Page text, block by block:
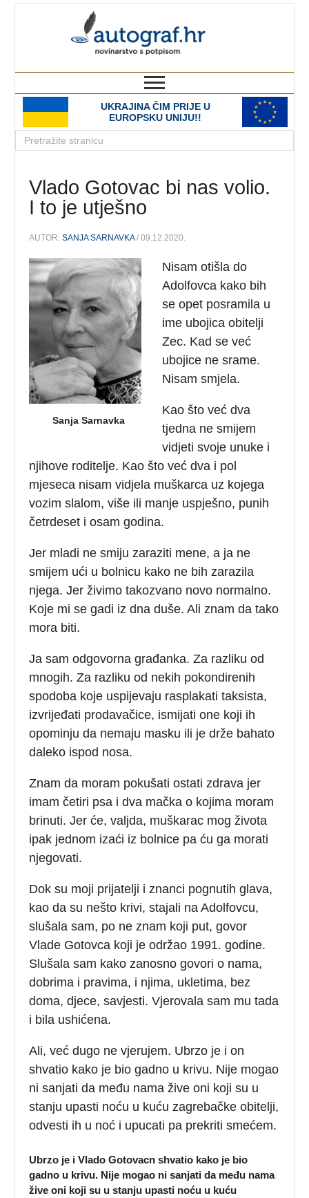
UKRAJINA ČIM PRIJE U
EUROPSKU UNIJU!!
Vlado Gotovac bi nas volio.
I to je utješno
AUTOR:SANJA SARNAVKA/ 09.12.2020.
Sanja Sarnavka
Nisam otišla do
Adolfovca kako bih
se opet posramila u
ime ubojica obitelji
Zec. Kad se već
ubojice ne srame.
Nisam smjela.
Kao što već dva
tjedna ne smijem
vidjeti svoje unuke i
njihove roditelje. Kao što već dva i pol
mjeseca nisam vidjela muškarca uz kojega
vozim slalom, više ili manje uspješno, punih
četrdeset i osam godina.
Jer mladi ne smiju zaraziti mene, a ja ne
smijem ući u bolnicu kako ne bih zarazila
njega. Jer živimo takozvano novo normalno.
Koje mi se gadi iz dna duše. Ali znam da tako
mora biti.
Ja sam odgovorna građanka. Za razliku od
mnogih. Za razliku od nekih pokondirenih
spodoba koje uspijevaju rasplakati taksista,
izvrijeđati prodavačice, ismijati one koji ih
opominju da nemaju masku ili je drže bahato
daleko ispod nosa.
Znam da moram pokušati ostati zdrava jer
imam četiri psa i dva mačka o kojima moram
brinuti. Jer će, valjda, muškarac mog života
ipak jednom izaći iz bolnice pa ću ga morati
njegovati.
Dok su moji prijatelji i znanci pognutih glava,
kao da su nešto krivi, stajali na Adolfovcu,
slušala sam, po ne znam koji put, govor
Vlade Gotovca koji je održao 1991. godine.
Slušala sam kako zanosno govori o nama,
dobrima i pravima, i njima, ukletima, bez
doma, djece, savjesti. Vjerovala sam mu tada
i bila ushićena.
Ali, već dugo ne vjerujem. Ubrzo je i on
shvatio kako je bio gadno u krivu. Nije mogao
ni sanjati da među nama žive oni koji su u
stanju upasti noću u kuću zagrebačke obitelji,
odvesti ih u noć i upucati pa prekriti smećem.
Ubrzo je i Vlado Gotovacn shvatio kako je bio
gadno u krivu. Nije mogao ni sanjati da među nama
žive oni koji su u stanju upasti noću u kuću